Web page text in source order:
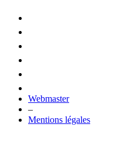
Webmaster
–
Mentions légales